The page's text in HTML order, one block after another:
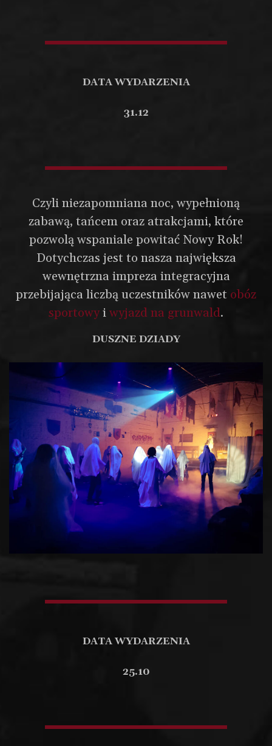
Czym są Sportowe Walki Rycerskie?
Treningi w CDSW
Harmonogram treningów
DATA WYDARZENIA
31.12
Czyli niezapomniana noc, wypełnioną
zabawą, tańcem oraz atrakcjami, które
pozwolą wspaniale powitać Nowy Rok!
Dotychczas jest to nasza największa
wewnętrzna impreza integracyjna
przebijająca liczbą uczestników nawet obóz
sportowyiwyjazd na grunwald.
DUSZNE DZIADY
DATA WYDARZENIA
25.10